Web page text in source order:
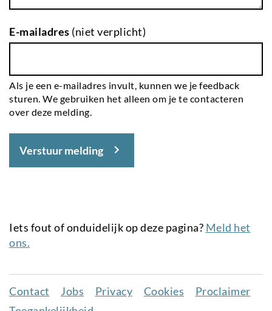
E-mailadres (niet verplicht)
Als je een e-mailadres invult, kunnen we je feedback
sturen. We gebruiken het alleen om je te contacteren
over deze melding.
Verstuur melding
Iets fout of onduidelijk op deze pagina? Meld het
ons.
Juridisch
Contact Jobs Privacy Cookies
Proclaimer